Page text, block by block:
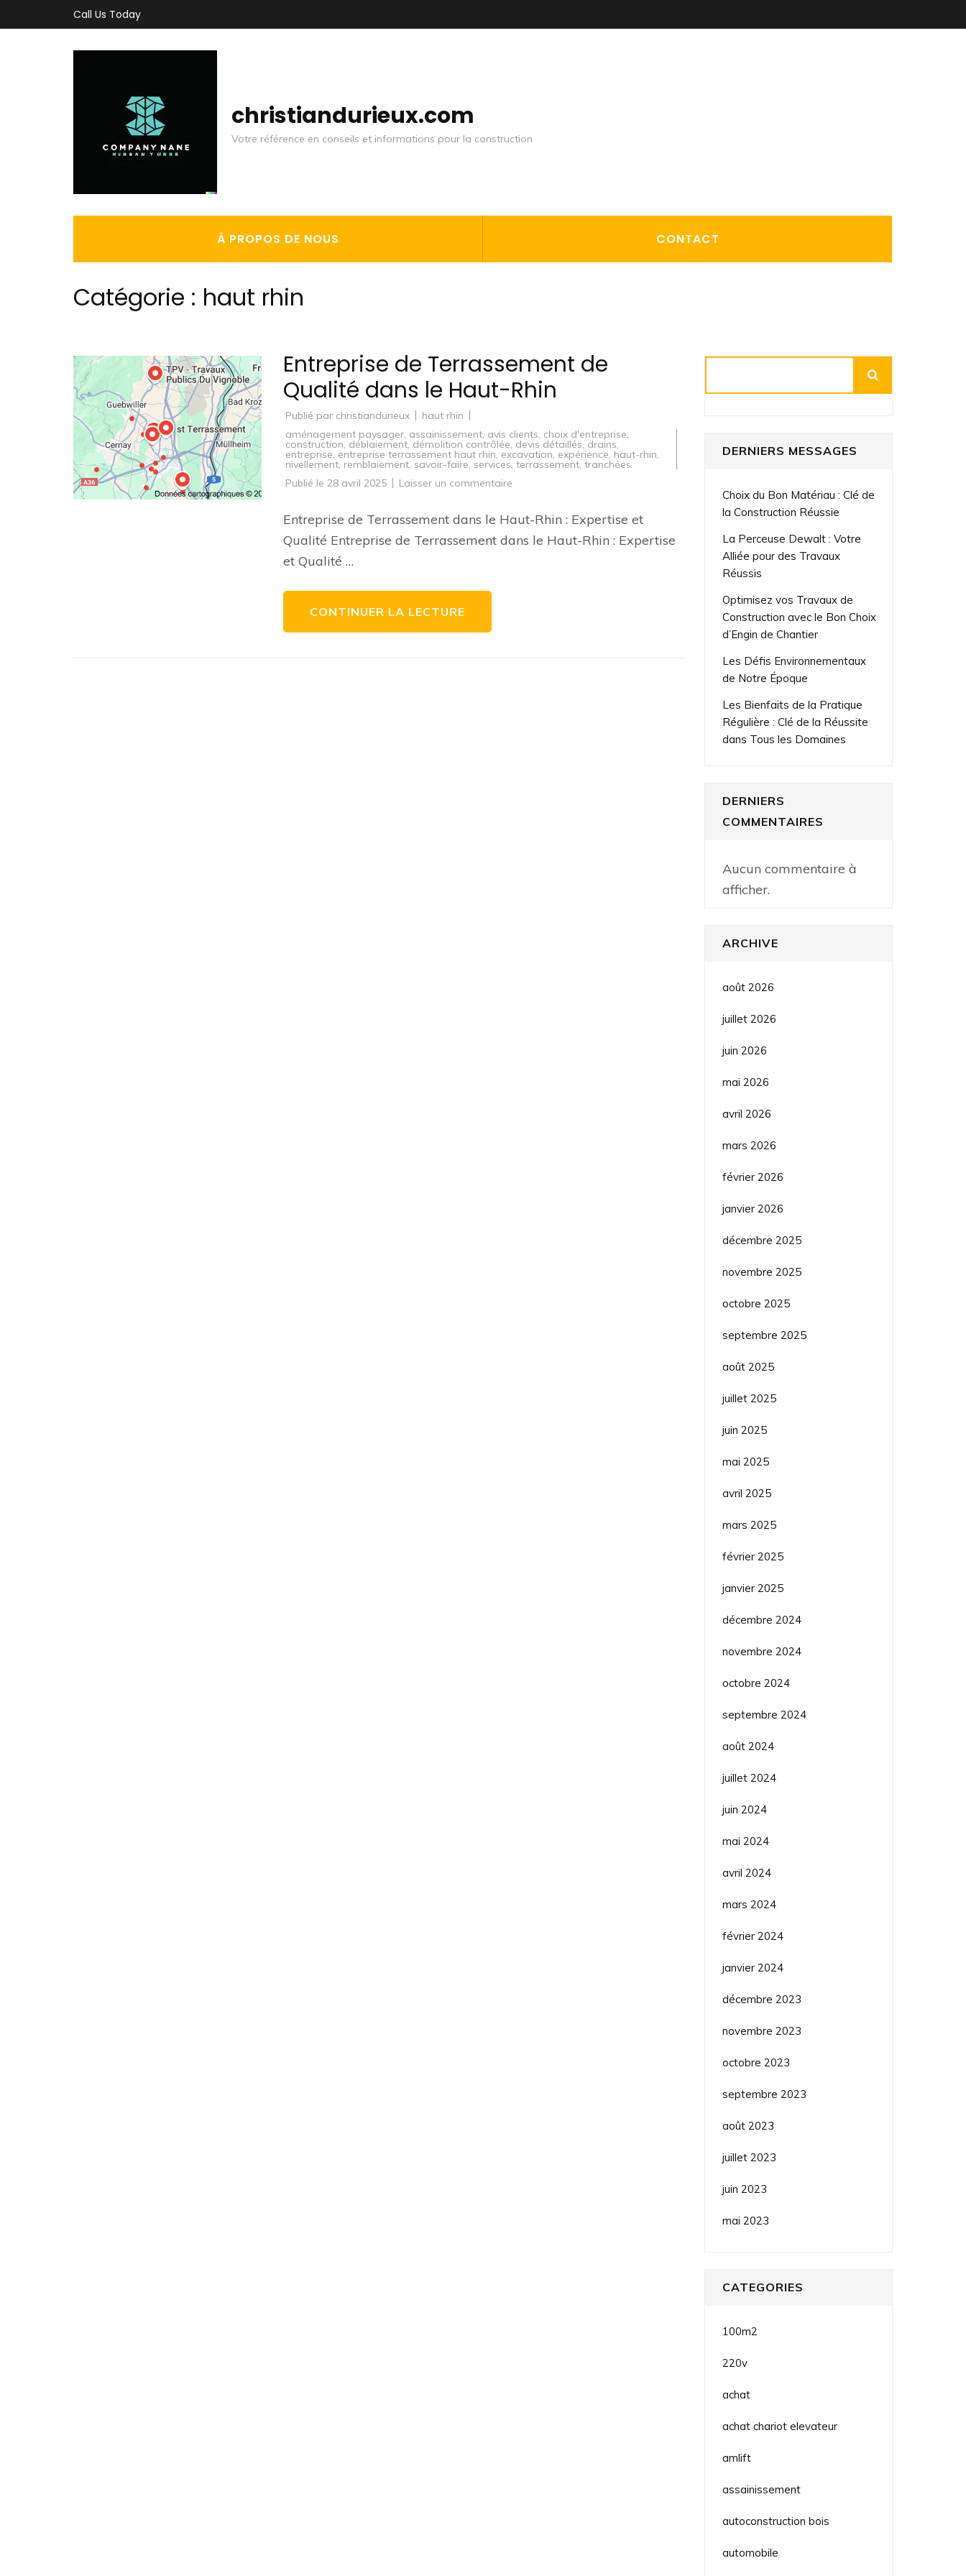
au
Call Us Today
christiandurieux.com
Votre référence en conseils et informations pour la construction
À PROPOS DE NOUS CONTACT
Catégorie : haut rhin
Entreprise de Terrassement de
Qualité dans le Haut-Rhin
Publié par christiandurieux
haut rhin
aménagement paysager, assainissement, avis clients, choix d'entreprise,
construction, déblaiement, démolition contrôlée, devis détaillés, drains,
entreprise, entreprise terrassement haut rhin, excavation, expérience, haut-rhin,
nivellement, remblaiement, savoir-faire, services, terrassement, tranchées
Publié le 28 avril 2025 Laisser un commentaire
Terrassement
de
Qualité
dans
Entreprise de Terrassement dans le Haut-Rhin : Expertise et
Qualité Entreprise de Terrassement dans le Haut-Rhin : Expertise
et Qualité …
CONTINUER LA LECTURE
DERNIERS MESSAGES
Choix du Bon Matériau : Clé de
la Construction Réussie
La Perceuse Dewalt : Votre
Alliée pour des Travaux
Réussis
Optimisez vos Travaux de
Construction avec le Bon Choix
d’Engin de Chantier
Les Défis Environnementaux
de Notre Époque
Les Bienfaits de la Pratique
Régulière : Clé de la Réussite
dans Tous les Domaines
DERNIERS
COMMENTAIRES
Aucun commentaire à
afficher.
ARCHIVE
août 2026
juillet 2026
juin 2026
mai 2026
avril 2026
mars 2026
février 2026
janvier 2026
décembre 2025
novembre 2025
octobre 2025
septembre 2025
août 2025
juillet 2025
juin 2025
mai 2025
avril 2025
mars 2025
février 2025
janvier 2025
décembre 2024
novembre 2024
octobre 2024
septembre 2024
août 2024
juillet 2024
juin 2024
mai 2024
avril 2024
mars 2024
février 2024
janvier 2024
décembre 2023
novembre 2023
octobre 2023
septembre 2023
août 2023
juillet 2023
juin 2023
mai 2023
CATEGORIES
100m2
220v
achat
achat chariot elevateur
amlift
assainissement
autoconstruction bois
automobile